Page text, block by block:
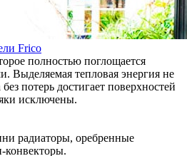
Frico
полностью поглощается
Выделяемая тепловая энергия не
без потерь достигает поверхностей
исключены.
радиаторы, оребренные
конвекторы.